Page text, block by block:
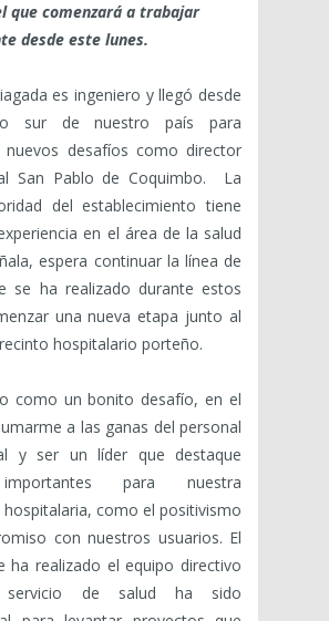
que comenzará a trabajar
desde este lunes.
es ingeniero y llegó desde
sur de nuestro país para
nuevos desafíos como director
San Pablo de Coquimbo. La
del establecimiento tiene
en el área de la salud
espera continuar la línea de
se ha realizado durante estos
una nueva etapa junto al
hospitalario porteño.
como un bonito desafío, en el
a las ganas del personal
y ser un líder que destaque
para nuestra
como el positivismo
con nuestros usuarios. El
ha realizado el equipo directivo
de salud ha sido